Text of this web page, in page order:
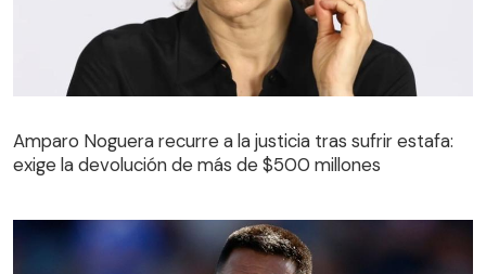
exige la devolución de más de $500 millones
Amparo Noguera recurre a la justicia tras sufrir estafa:
exige la devolución de más de $500 millones